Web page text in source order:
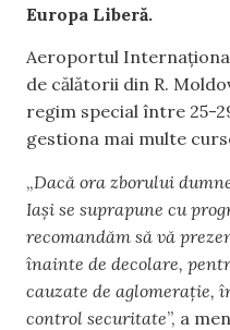
Europa Liberă.
Aeroportul
de călătorii din R.
regim special între 25-
gestiona mai multe
„Dacă ora zborului
Iași se suprapune cu
recomandăm să vă
înainte de decolare,
cauzate de aglomerație,
control securitate”, a